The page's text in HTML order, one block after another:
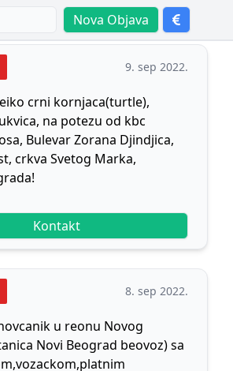
Nova Objava
9. sep 2022.
crni kornjaca(turtle),
na potezu od kbc
Bulevar Zorana Djindjica,
crkva Svetog Marka,
Kontakt
8. sep 2022.
u reonu Novog
Novi Beograd beovoz) sa